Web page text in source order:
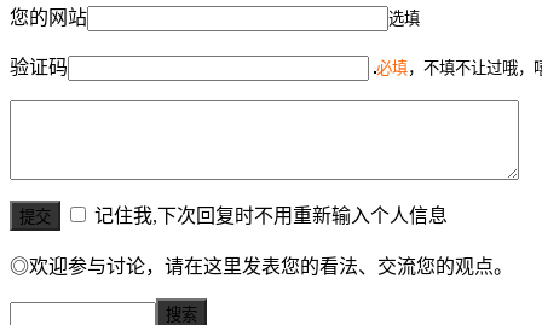
您的网站 选填
验证码 必填，不填不让过哦，
记住我,下次回复时不用重新输入个人信息
◎欢迎参与讨论，请在这里发表您的看法、交流您的观点。